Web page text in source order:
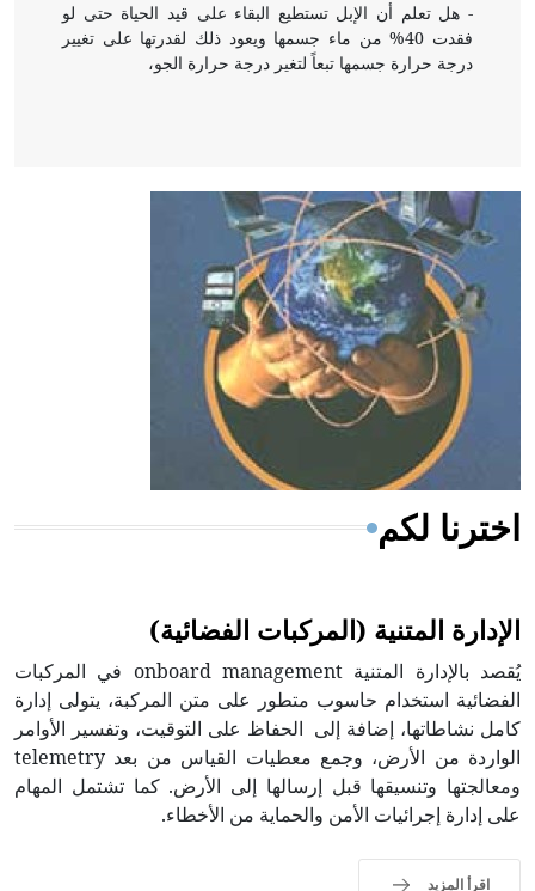
- هل تعلم أن الإبل تستطيع البقاء على قيد الحياة حتى لو
فقدت 40% من ماء جسمها ويعود ذلك لقدرتها على تغيير
درجة حرارة جسمها تبعاً لتغير درجة حرارة الجو،
- هل تعلم أن أبقراط كتب في الطب أربعة مؤلفات هي:
الحكم، الأدلة، تنظيم التغذية، ورسالته في جروح الرأس.
ويعود له الفضل بأنه حرر الطب من الدين والفلسفة.
- هل تعلم أن المرجان إفراز حيواني يتكون في البحر ويتركب
من مادة كربونات الكلسيوم، وهو أحمر أو شديد الحمرة وهو
أجود أنواعه، ويمتاز بكبر الحجم ويسمى الش
اخترنا لكم
الإدارة المتنية (المركبات الفضائية)
يُقصد بالإدارة المتنية onboard management في المركبات
الفضائية استخدام حاسوب متطور على متن المركبة، يتولى إدارة
كامل نشاطاتها، إضافة إلى الحفاظ على التوقيت، وتفسير الأوامر
الواردة من الأرض، وجمع معطيات القياس من بعد telemetry
ومعالجتها وتنسيقها قبل إرسالها إلى الأرض. كما تشتمل المهام
على إدارة إجرائيات الأمن والحماية من الأخطاء.
اقرأ المزيد